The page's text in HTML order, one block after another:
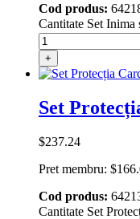
Cod produs:
Cantitate Set Inima
+
Set
$237.24
Pret membru: $
Cod produs:
Cantitate Set